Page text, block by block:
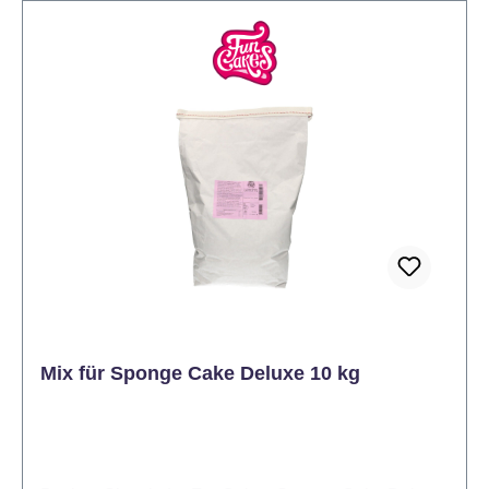
Inhalt komplett flüssig ist. Beutel kurz durchkneten,
Verschlusskappe abschrauben und das erkaltete
Gebäck mit der heißen Glasur dekorieren. Wenn
Beschreibung im Heißwasserbad erwärmen. So
geht´s im Heißwasserbad: Beutel ca. 10 Min. in
ausreichend heißes Wasser stelle oder legen. Mit
einem Topflappen den Beutel aus dem Wasser
nehmen, abtrocknen (es darf kein Wasser in die
Glasur gelangen), durchkneten und
Verschlussklappe abschrauben. Erkaltetes Gebäck
Glasur erkalten lassen und zeitnah verbrauchen.
Wenn Sie einfach übergießen oder in Glasur
Mix für Sponge Cake Deluxe 10 kg